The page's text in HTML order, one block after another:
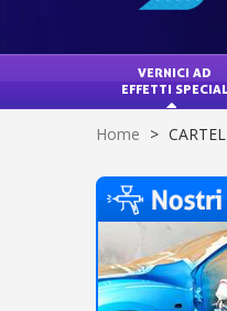
VERNICI AD
EFFETTI
Home >